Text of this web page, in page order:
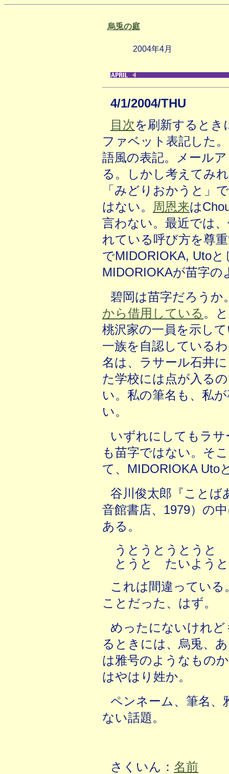
烏兎の庭
2004年4月
4/1/2004/THU
目次を刷新するとき
ファベット表記した
語風の表記。メール
る。しかし考えてみ
「みどりおかうと」
はない。
周恩来は
言わない。最近では
れている呼び方を尊
でMIDORIOKA, Uto
MIDORIOKAが苗字の
碧岡は苗字だろうか
から借用している 。
桃沢家の一員を示し
一族を自認している
名は、ラサール石井
た学校には点が入る
い。私の筆名も、私
い。
いずれにしてもラ
も苗字ではない。そ
て、MIDORIOKA Uto
谷川俊太郎『ことば
音館書店、1979）の
ある。
うとうとうとうと
とうと たいよう
これは間違ってい
ことだった、はず。
めったにないけれ
るときには、烏兎、
は雅号のようなもの
はやはり姓か。
ペンネーム、筆名、
ない話題。
さくいん： 名前